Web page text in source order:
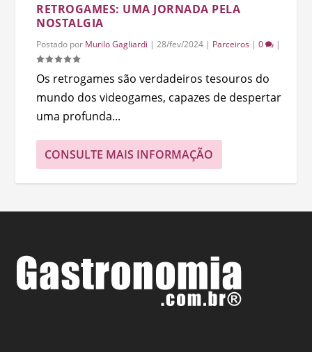
RETROGAMES: UMA JORNADA PELA
NOSTALGIA
Postado por Murilo Gagliardi |28/fev/2024 | Parceiros |0 |
Os retrogames são verdadeiros tesouros do
mundo dos videogames, capazes de despertar
uma profunda...
CONSULTE MAIS INFORMAÇÃO